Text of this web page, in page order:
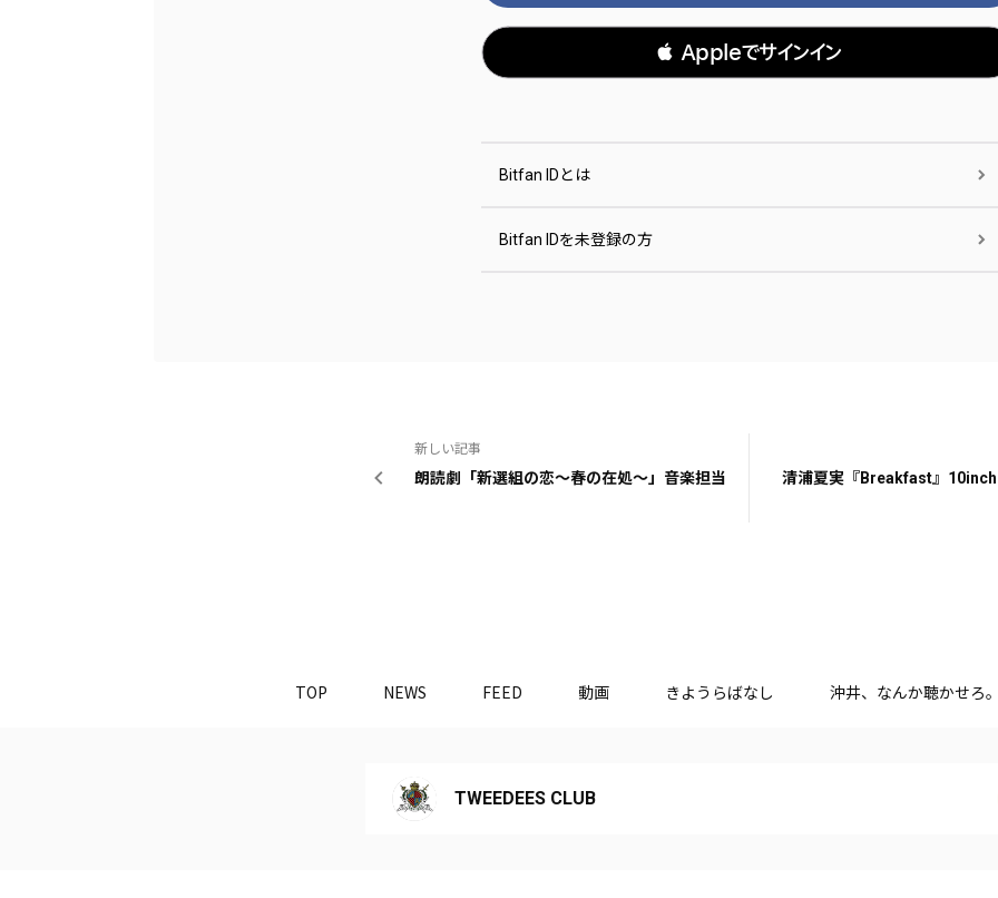
 Appleでサインイン
Bitfan IDとは
Bitfan IDを未登録の方
新しい記事
朗読劇「新選組の恋～春の在処～」音楽担当 清浦夏実『Breakfast』10inch
TOP NEWS FEED 動画 きようらばなし 沖井、なんか聴かせろ。
TWEEDEES CLUB